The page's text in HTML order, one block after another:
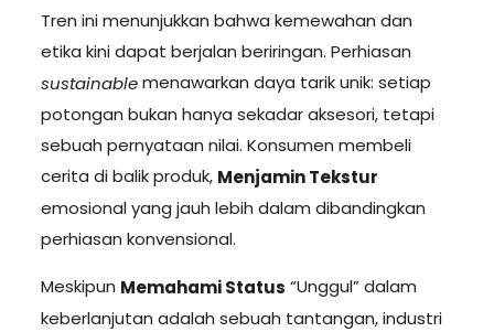
Tren ini menunjukkan bahwa kemewahan dan
etika kini dapat berjalan beriringan. Perhiasan
sustainablemenawarkan daya tarik unik: setiap
potongan bukan hanya sekadar aksesori, tetapi
sebuah pernyataan nilai. Konsumen membeli
cerita di balik produk, Menjamin Tekstur
emosional yang jauh lebih dalam dibandingkan
perhiasan konvensional.
Meskipun Memahami Status “Unggul” dalam
keberlanjutan adalah sebuah tantangan, industri